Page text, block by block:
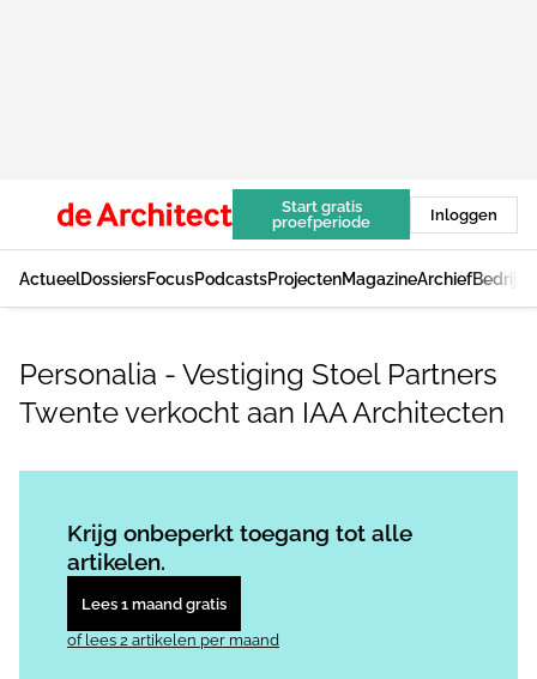
Start gratis
proefperiode
Inloggen
ActueelDossiersFocusPodcastsProjectenMagazineArchief
Personalia - Vestiging Stoel Partners
Twente verkocht aan IAA Architecten
Krijg onbeperkt toegang tot alle
artikelen.
Lees 1 maand gratis
of lees 2 artikelen per maand